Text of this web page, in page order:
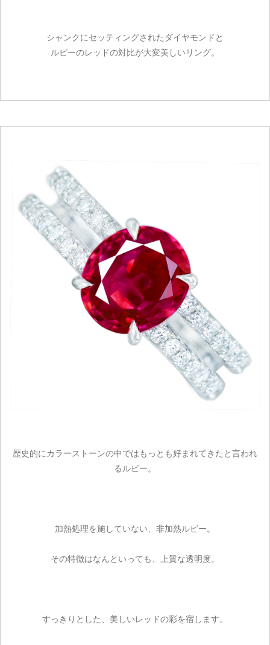
シャンクにセッティングされたダイヤモンドと
ルビーのレッドの対比が大変美しいリング。
歴史的にカラーストーンの中ではもっとも好まれてきたと言われ
るルビー。
加熱処理を施していない、非加熱ルビー。
その特徴はなんといっても、上質な透明度。
すっきりとした、美しいレッドの彩を宿します。